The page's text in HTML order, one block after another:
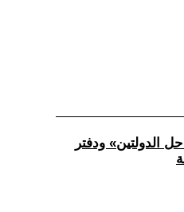
الدولتين» ودفتر